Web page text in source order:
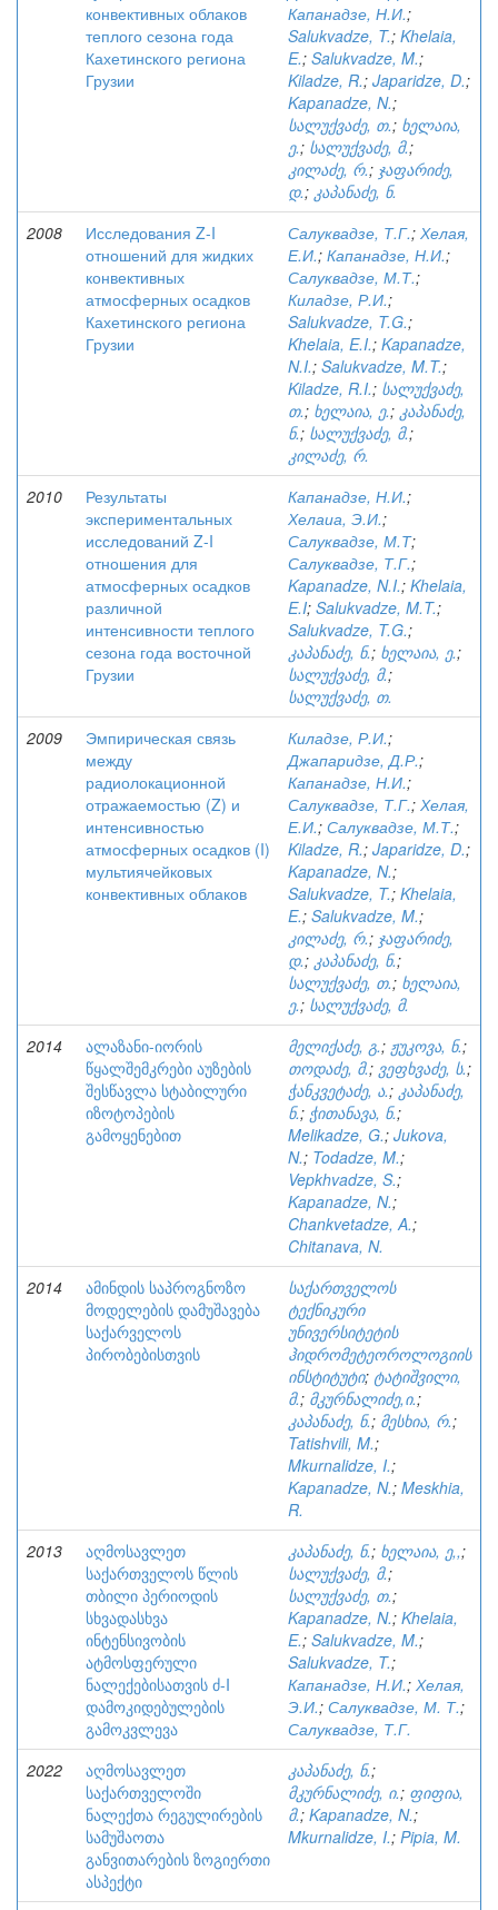
конвективных облаков
теплого сезона года
Кахетинского региона
Грузии
Капанадзе, Н.И.;
Salukvadze, T.; Khelaia,
E.; Salukvadze, M.;
Kiladze, R.; Japaridze, D.;
Kapanadze, N.;
სალუქვაძე, თ.; ხელაია,
ე.; სალუქვაძე, მ.;
კილაძე, რ.; ჯაფარიძე,
დ.; კაპანაძე, ნ.
2008
Исследования Z-I
отношений для жидких
конвективных
атмосферных осадков
Кахетинского региона
Грузии
Салуквадзе, Т.Г.; Хелая,
Е.И.; Капанадзе, Н.И.;
Салуквадзе, М.Т.;
Киладзе, Р.И.;
Salukvadze, T.G.;
Khelaia, E.I.; Kapanadze,
N.I.; Salukvadze, M.T.;
Kiladze, R.I.; სალუქვაძე,
თ.; ხელაია, ე.; კაპანაძე,
ნ.; სალუქვაძე, მ.;
კილაძე, რ.
2010
Результаты
экспериментальных
исследований Z-I
отношения для
атмосферных осадков
различной
интенсивности теплого
сезона года восточной
Грузии
Капанадзе, Н.И.;
Хелаиа, Э.И.;
Салуквадзе, М.Т;
Салуквадзе, Т.Г.;
Kapanadze, N.I.; Khelaia,
E.I; Salukvadze, M.T.;
Salukvadze, T.G.;
კაპანაძე, ნ.; ხელაია, ე.;
სალუქვაძე, მ.;
სალუქვაძე, თ.
2009
Эмпирическая связь
между
радиолокационной
отражаемостью (Z) и
интенсивностью
атмосферных осадков (I)
мультиячейковых
конвективных облаков
Киладзе, Р.И.;
Джапаридзе, Д.Р.;
Капанадзе, Н.И.;
Салуквадзе, Т.Г.; Хелая,
Е.И.; Салуквадзе, М.Т.;
Kiladze, R.; Japaridze, D.;
Kapanadze, N.;
Salukvadze, T.; Khelaia,
E.; Salukvadze, M.;
კილაძე, რ.; ჯაფარიძე,
დ.; კაპანაძე, ნ.;
სალუქვაძე, თ.; ხელაია,
ე.; სალუქვაძე, მ.
2014
ალაზანი-იორის
წყალშემკრები აუზების
შესწავლა სტაბილური
იზოტოპების
გამოყენებით
მელიქაძე, გ.; ჟუკოვა, ნ.;
თოდაძე, მ.; ვეფხვაძე, ს.;
ჭანკვეტაძე, ა.; კაპანაძე,
ნ.; ჭითანავა, ნ.;
Melikadze, G.; Jukova,
N.; Todadze, M.;
Vepkhvadze, S.;
Kapanadze, N.;
Chankvetadze, A.;
Chitanava, N.
2014
ამინდის საპროგნოზო
მოდელების დამუშავება
საქარველოს
პირობებისთვის
საქართველოს
ტექნიკური
უნივერსიტეტის
ჰიდრომეტეოროლოგიის
ინსტიტუტი; ტატიშვილი,
მ.; მკურნალიძე,ი.;
კაპანაძე, ნ.; მესხია, რ.;
Tatishvili, M.;
Mkurnalidze, I.;
Kapanadze, N.; Meskhia,
R.
2013
აღმოსავლეთ
საქართველოს წლის
თბილი პერიოდის
სხვადასხვა
ინტენსივობის
ატმოსფერული
ნალექებისათვის ძ-I
დამოკიდებულების
გამოკვლევა
კაპანაძე, ნ.; ხელაია, ე,,;
სალუქვაძე, მ.;
სალუქვაძე, თ.;
Kapanadze, N.; Khelaia,
E.; Salukvadze, M.;
Salukvadze, T.;
Капанадзе, Н.И.; Хелая,
Э.И.; Салуквадзе, М. Т.;
Салуквадзе, Т.Г.
2022
აღმოსავლეთ
საქართველოში
ნალექთა რეგულირების
სამუშაოთა
განვითარების ზოგიერთი
ასპექტი
კაპანაძე, ნ.;
მკურნალიძე, ი.; ფიფია,
მ.; Kapanadze, N.;
Mkurnalidze, I.; Pipia, M.